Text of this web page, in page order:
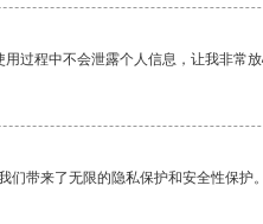
过程中不会泄露个人信息，让我非常
们带来了无限的隐私保护和安全性保护